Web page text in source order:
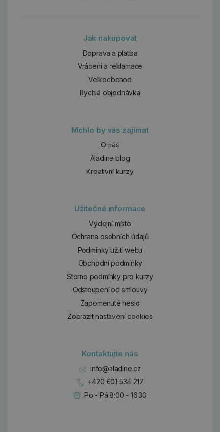
Jak nakupovat
Doprava a platba
Vrácení a reklamace
Velkoobchod
Rychlá objednávka
Mohlo by vás zajímat
O nás
Aladine blog
Kreativní kurzy
Užitečné informace
Výdejní místo
Ochrana osobních údajů
Podmínky užití webu
Obchodní podmínky
Storno podmínky pro kurzy
Odstoupení od smlouvy
Zapomenuté heslo
Zobrazit nastavení cookies
Kontaktujte nás
info@aladine.cz
+420 601 534 217
Po - Pá 8:00 - 16:30